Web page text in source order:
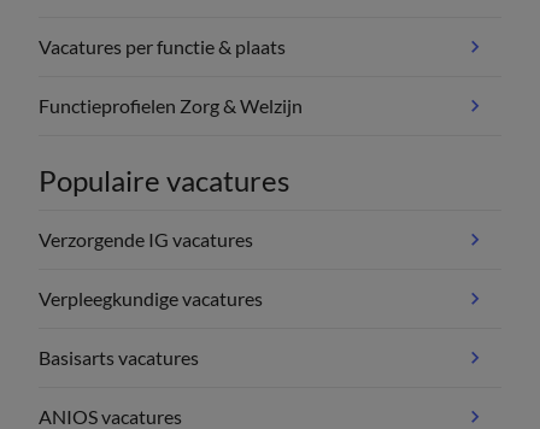
Vacatures per functie & plaats
Functieprofielen Zorg & Welzijn
Populaire vacatures
Verzorgende IG vacatures
Verpleegkundige vacatures
Basisarts vacatures
ANIOS vacatures